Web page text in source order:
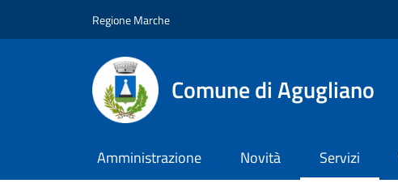
Regione Marche
Comune di Agugliano
Amministrazione Novità Servizi